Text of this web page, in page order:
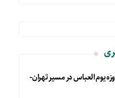
یوم العباس در مسیر تهران-